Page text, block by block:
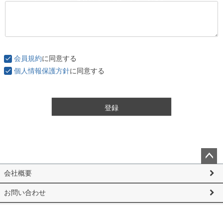
会員規約に同意する
個人情報保護方針に同意する
登録
ペー
ップ
へ
会社概要
お問い合わせ